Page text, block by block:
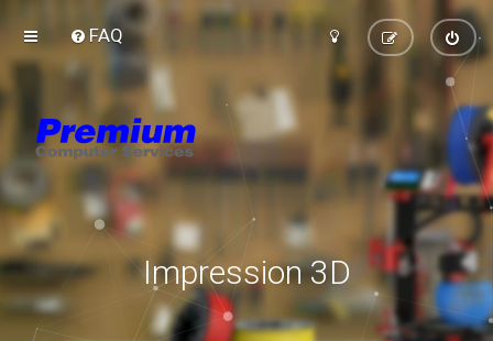
FAQ
Impression 3D